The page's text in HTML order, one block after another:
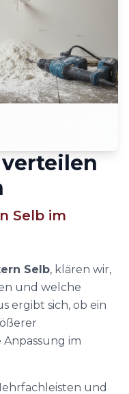
Selb im
Selb, klären wir,
und welche
ergibt sich, ob ein
im
und